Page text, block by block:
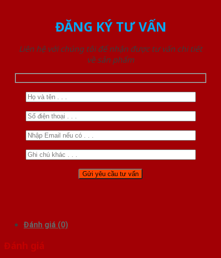
ĐĂNG KÝ TƯ VẤN
Liên hệ với chúng tôi để nhận được tư vấn chi tiết
về sản phẩm
Đánh giá (0)
Đánh giá